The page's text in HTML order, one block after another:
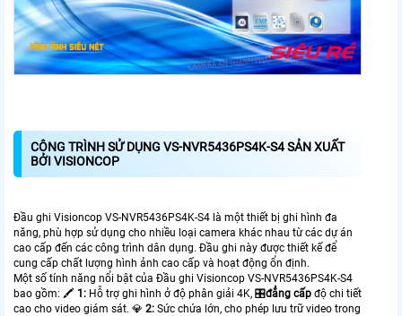
CÔNG TRÌNH SỬ DỤNG VS-NVR5436PS4K-S4 SẢN XUẤT
BỞI VISIONCOP
Đầu ghi Visioncop VS-NVR5436PS4K-S4 là một thiết bị ghi hình đa
năng, phù hợp sử dụng cho nhiều loại camera khác nhau từ các dự án
cao cấp đến các công trình dân dụng. Đầu ghi này được thiết kế để
cung cấp chất lượng hình ảnh cao cấp và hoạt động ổn định.
Một số tính năng nổi bật của Đầu ghi Visioncop VS-NVR5436PS4K-S4
bao gồm: 🖍 1: Hỗ trợ ghi hình ở độ phân giải 4K, 🎛đẳng cấp độ chi tiết
cao cho video giám sát. 💎 2: Sức chứa lớn, cho phép lưu trữ video trong